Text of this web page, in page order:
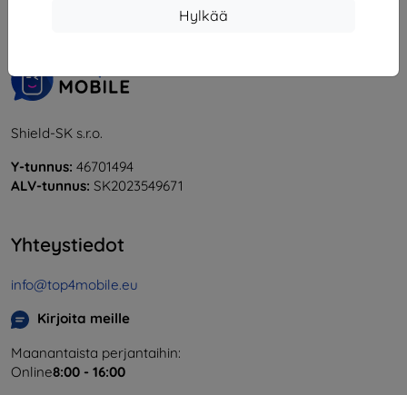
Hylkää
Shield-SK s.r.o.
Y-tunnus: 46701494
ALV-tunnus: SK2023549671
Yhteystiedot
info@top4mobile.eu
Kirjoita meille
Maanantaista perjantaihin:
Online8:00 - 16:00